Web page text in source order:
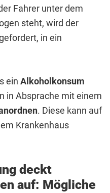
Fahrer unter dem
steht, wird der
in ein
ein Alkoholkonsum
in Absprache mit einem
. Diese kann auf
Krankenhaus
deckt
auf: Mögliche